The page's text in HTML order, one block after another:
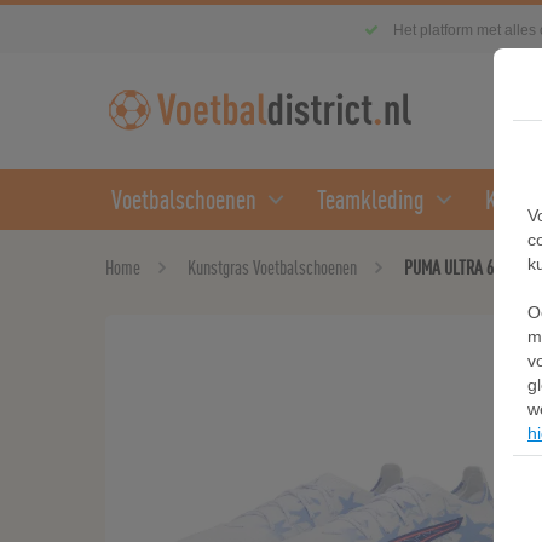
Het platform met
Voetbalschoenen Teamkleding
Home Kunstgras Voetbalschoenen PUMA ULTRA 6